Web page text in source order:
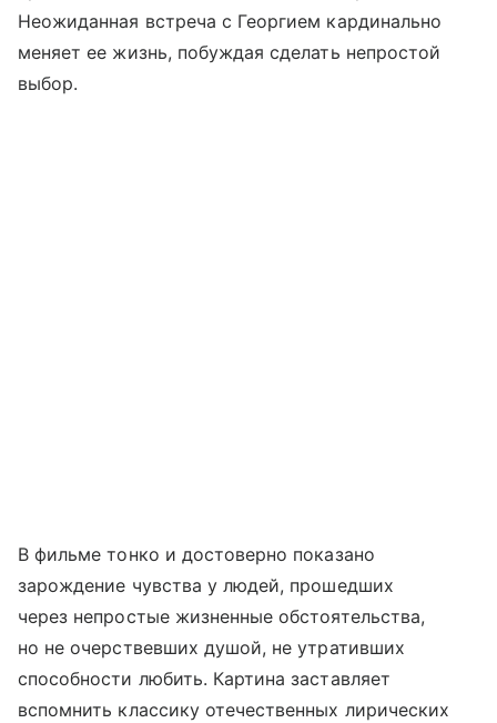
Неожиданная встреча с Георгием кардинально
меняет ее жизнь, побуждая сделать непростой
выбор.
В фильме тонко и достоверно показано
зарождение чувства у людей, прошедших
через непростые жизненные обстоятельства,
но не очерствевших душой, не утративших
способности любить. Картина заставляет
вспомнить классику отечественных лирических